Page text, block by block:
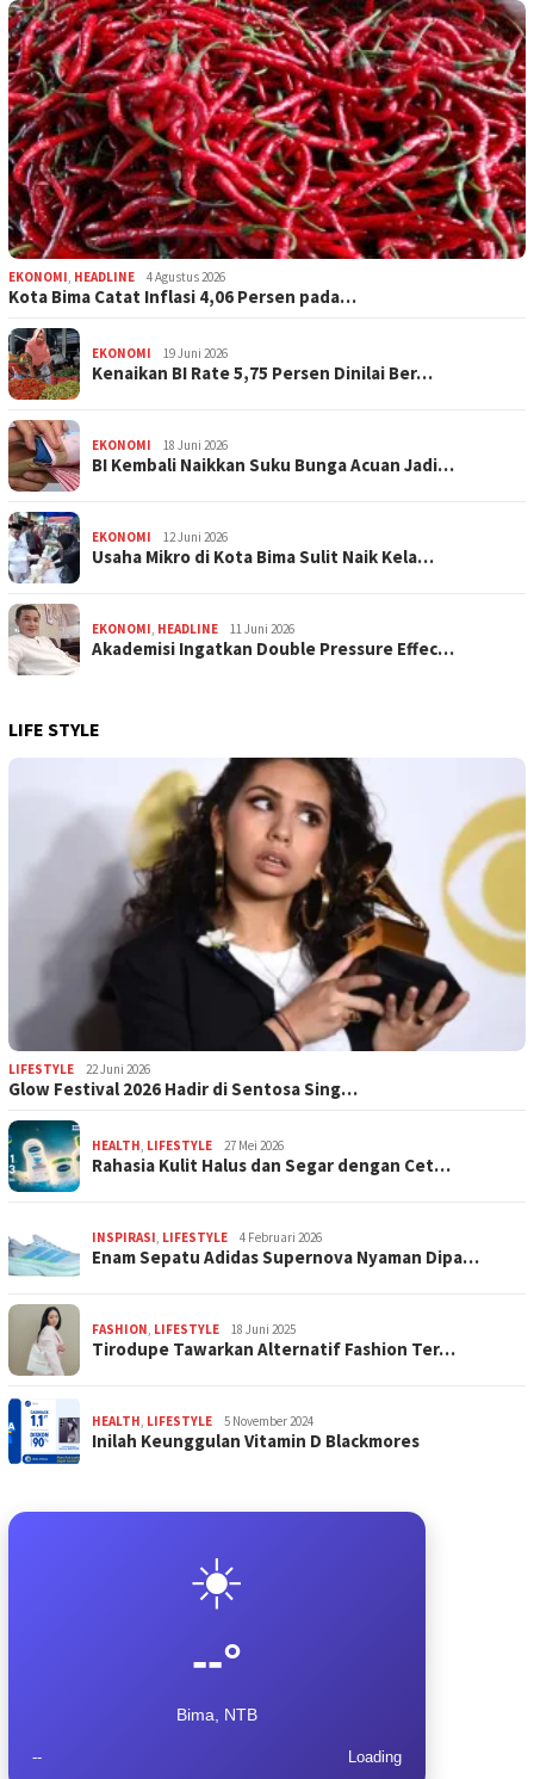
EKONOMI, HEADLINE 4 Agustus 2026
Kota Bima Catat Inflasi 4,06 Persen pada…
EKONOMI 19 Juni 2026
Kenaikan BI Rate 5,75 Persen Dinilai Ber…
EKONOMI 18 Juni 2026
BI Kembali Naikkan Suku Bunga Acuan Jadi…
EKONOMI 12 Juni 2026
Usaha Mikro di Kota Bima Sulit Naik Kela…
EKONOMI, HEADLINE 11 Juni 2026
Akademisi Ingatkan Double Pressure Effec…
LIFE STYLE
LIFESTYLE 22 Juni 2026
Glow Festival 2026 Hadir di Sentosa Sing…
HEALTH LIFESTYLE 27 Mei 2026
Rahasia Kulit Halus dan Segar dengan Cet…
INSPIRASI LIFESTYLE 4 Februari 2026
Enam Sepatu Adidas Supernova Nyaman Dipa…
FASHION LIFESTYLE 18 Juni 2025
Tirodupe Tawarkan Alternatif Fashion Ter…
HEALTH LIFESTYLE 5 November 2024
Inilah Keunggulan Vitamin D Blackmores
☀️
--°
Bima, NTB
-- Loading